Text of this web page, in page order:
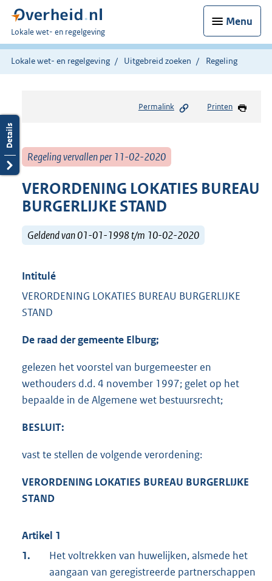
Menu
U
bent
hier:
Lokale wet- en regelgeving
Lokale wet- en regelgeving Uitgebreid zoeken Regeling
Permalink Printen
Regeling vervallen per 11-02-2020
VERORDENING LOKATIES BUREAU
BURGERLIJKE STAND
Geldend van 01-01-1998 t/m 10-02-2020
Intitulé
VERORDENING LOKATIES BUREAU BURGERLIJKE
STAND
De raad der gemeente Elburg;
gelezen het voorstel van burgemeester en
wethouders d.d. 4 november 1997; gelet op het
bepaalde in de Algemene wet bestuursrecht;
BESLUIT:
vast te stellen de volgende verordening:
VERORDENING LOKATIES BUREAU BURGERLIJKE
STAND
Artikel 1
1.
Het voltrekken van huwelijken, alsmede het
aangaan van geregistreerde partnerschappen